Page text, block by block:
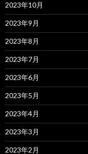
2023年10月
2023年9月
2023年8月
2023年7月
2023年6月
2023年5月
2023年4月
2023年3月
2023年2月